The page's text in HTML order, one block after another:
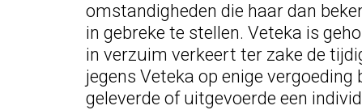
omstandigheden die haar dan
in gebreke te stellen. Veteka is
in verzuim verkeert ter zake de
jegens Veteka op enige
geleverde of uitgevoerde een